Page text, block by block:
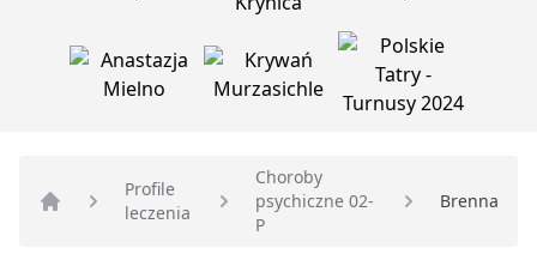
Strona główna
Profile
leczenia
Choroby
psychiczne 02-
P
Brenna